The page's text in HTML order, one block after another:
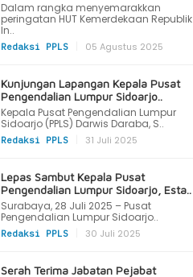
Dalam rangka menyemarakkan
peringatan HUT Kemerdekaan Republik
In..
Redaksi PPLS 05 Agustus 2025
Kunjungan Lapangan Kepala Pusat
Pengendalian Lumpur Sidoarjo..
Kepala Pusat Pengendalian Lumpur
Sidoarjo (PPLS) Darwis Daraba, S..
Redaksi PPLS 31 Juli 2025
Lepas Sambut Kepala Pusat
Pengendalian Lumpur Sidoarjo, Esta..
Surabaya, 28 Juli 2025 – Pusat
Pengendalian Lumpur Sidoarjo..
Redaksi PPLS 30 Juli 2025
Serah Terima Jabatan Pejabat